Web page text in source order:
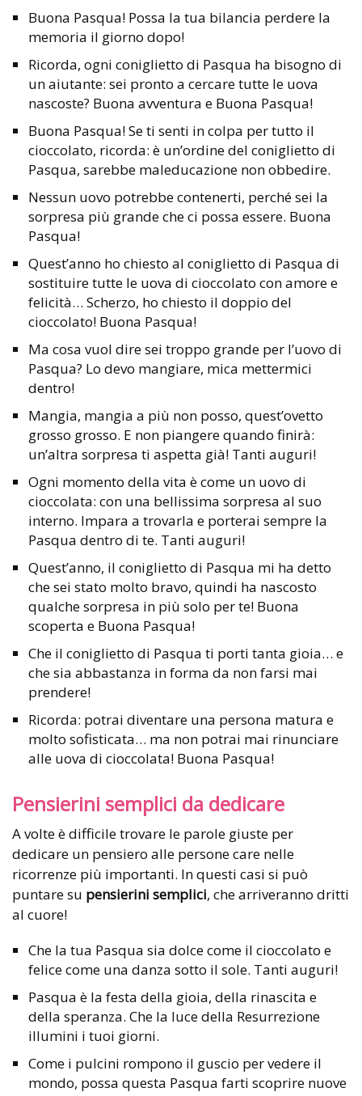
Buona Pasqua! Possa la tua bilancia perdere la
memoria il giorno dopo!
Ricorda, ogni coniglietto di Pasqua ha bisogno di
un aiutante: sei pronto a cercare tutte le uova
nascoste? Buona avventura e Buona Pasqua!
Buona Pasqua! Se ti senti in colpa per tutto il
cioccolato, ricorda: è un’ordine del coniglietto di
Pasqua, sarebbe maleducazione non obbedire.
Nessun uovo potrebbe contenerti, perché sei la
sorpresa più grande che ci possa essere. Buona
Pasqua!
Quest’anno ho chiesto al coniglietto di Pasqua di
sostituire tutte le uova di cioccolato con amore e
felicità… Scherzo, ho chiesto il doppio del
cioccolato! Buona Pasqua!
Ma cosa vuol dire sei troppo grande per l’uovo di
Pasqua? Lo devo mangiare, mica mettermici
dentro!
Mangia, mangia a più non posso, quest’ovetto
grosso grosso. E non piangere quando finirà:
un’altra sorpresa ti aspetta già! Tanti auguri!
Ogni momento della vita è come un uovo di
cioccolata: con una bellissima sorpresa al suo
interno. Impara a trovarla e porterai sempre la
Pasqua dentro di te. Tanti auguri!
Quest’anno, il coniglietto di Pasqua mi ha detto
che sei stato molto bravo, quindi ha nascosto
qualche sorpresa in più solo per te! Buona
scoperta e Buona Pasqua!
Che il coniglietto di Pasqua ti porti tanta gioia… e
che sia abbastanza in forma da non farsi mai
prendere!
Ricorda: potrai diventare una persona matura e
molto sofisticata… ma non potrai mai rinunciare
alle uova di cioccolata! Buona Pasqua!
Pensierini semplici da dedicare
A volte è difficile trovare le parole giuste per
dedicare un pensiero alle persone care nelle
ricorrenze più importanti. In questi casi si può
puntare su pensierini semplici, che arriveranno dritti
al cuore!
Che la tua Pasqua sia dolce come il cioccolato e
felice come una danza sotto il sole. Tanti auguri!
Pasqua è la festa della gioia, della rinascita e
della speranza. Che la luce della Resurrezione
illumini i tuoi giorni.
Come i pulcini rompono il guscio per vedere il
mondo, possa questa Pasqua farti scoprire nuove